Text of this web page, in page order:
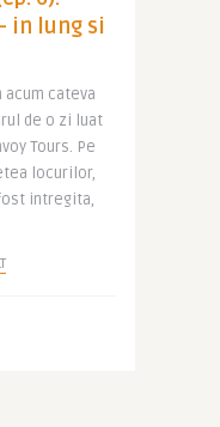
in lung si
acum cateva
de o zi luat
Tours. Pe
locurilor,
intregita,